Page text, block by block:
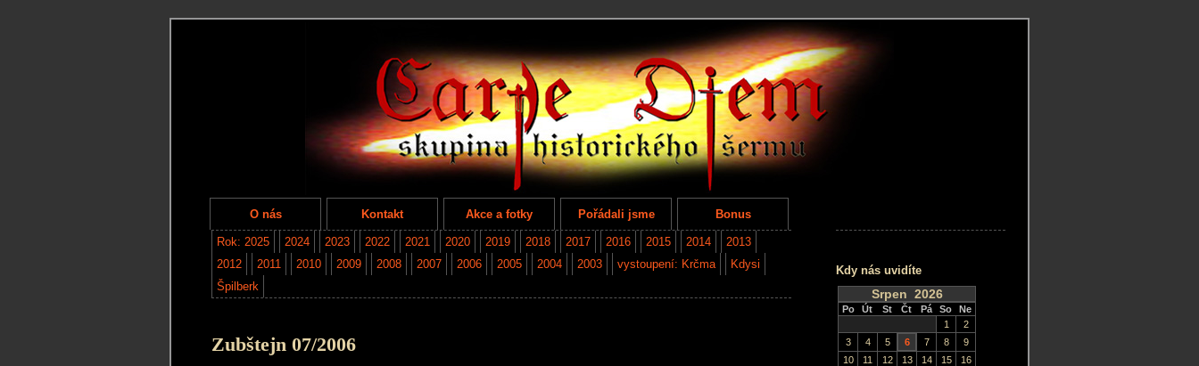
O nás Kontakt Akce a fotky Pořádali jsme Bonus
Rok: 2025 2024 2023 2022 2021 2020 2019 2018 2017 2016 2015 2014
2013
2012
2011 2010 2009 2008 2007 2006 2005 2004 2003 vystoupení: Krčma
Kdysi
Špilberk
Zubštejn 07/2006
Kdy nás uvidíte
Srpen 2026
Po Út St Čt Pá So Ne
1
2
3
4 5 6 7 8
9
10
11 12 13 14 15
16